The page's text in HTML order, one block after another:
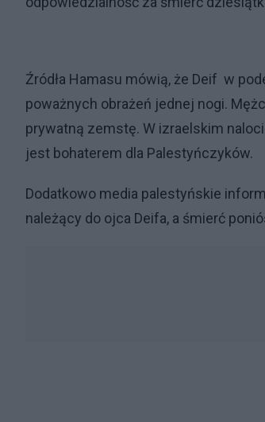
Źródła Hamasu mówią, że Deif w
poważnych obrażeń jednej nogi.
prywatną zemstę. W izraelskim
jest bohaterem dla Palestyńczyków.
Dodatkowo media palestyńskie
należący do ojca Deifa, a śmierć